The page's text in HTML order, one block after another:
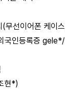
선이어폰 케이
인등록증 gele*/
현*)